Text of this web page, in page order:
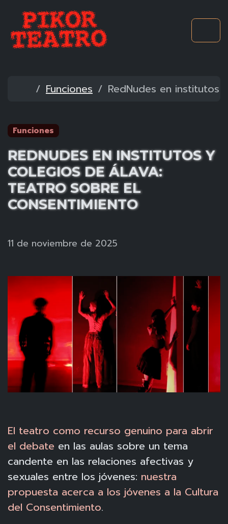
Skip to content
Skip to footer
Noticias
Funciones RedNudes en institutos
Funciones
REDNUDES EN INSTITUTOS Y
COLEGIOS DE ÁLAVA:
TEATRO SOBRE EL
CONSENTIMIENTO
11 de noviembre de 2025
El teatro como recurso genuino para abrir
el debate en las aulas sobre un tema
candente en las relaciones afectivas y
sexuales entre los jóvenes: nuestra
propuesta acerca a los jóvenes a la Cultura
del Consentimiento.